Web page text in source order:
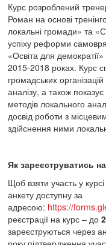
Курс розроблений
Роман на основі
локальні громади» та
успіху реформи
«Освіта для
2015-2018 роках. Курс
громадських
аналізу, а також
методів локального
досвід роботи з
здійснення ними
Як зареєструватись
Щоб взяти участь у
анкету доступну за
адресою: https://
реєстрації на курс – до
зареєструються через